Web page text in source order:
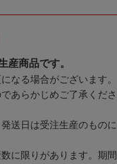
産商品です。
なる場合がございます。
あらかじめご了承くださ
送日は受注生産のものに
に限りがあります。期間